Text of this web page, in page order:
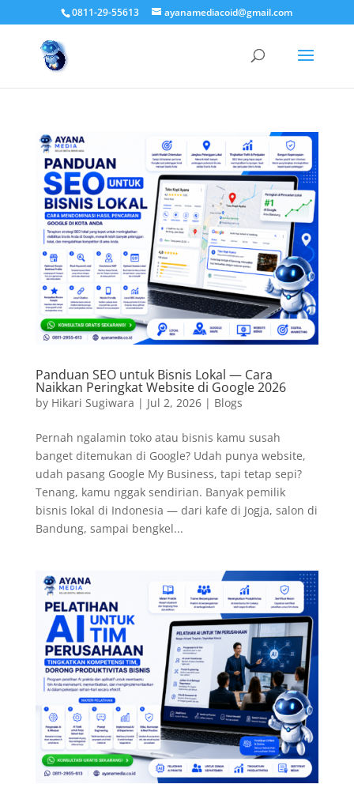
0811-29-55613 ayanamediacoid@gmail.com
Panduan SEO untuk Bisnis Lokal — Cara
Naikkan Peringkat Website di Google 2026
by Hikari Sugiwara | Jul 2, 2026| Blogs
Pernah ngalamin toko atau bisnis kamu susah
banget ditemukan di Google? Udah punya website,
udah pasang Google My Business, tapi tetap sepi?
Tenang, kamu nggak sendirian. Banyak pemilik
bisnis lokal di Indonesia — dari kafe di Jogja, salon di
Bandung, sampai bengkel...